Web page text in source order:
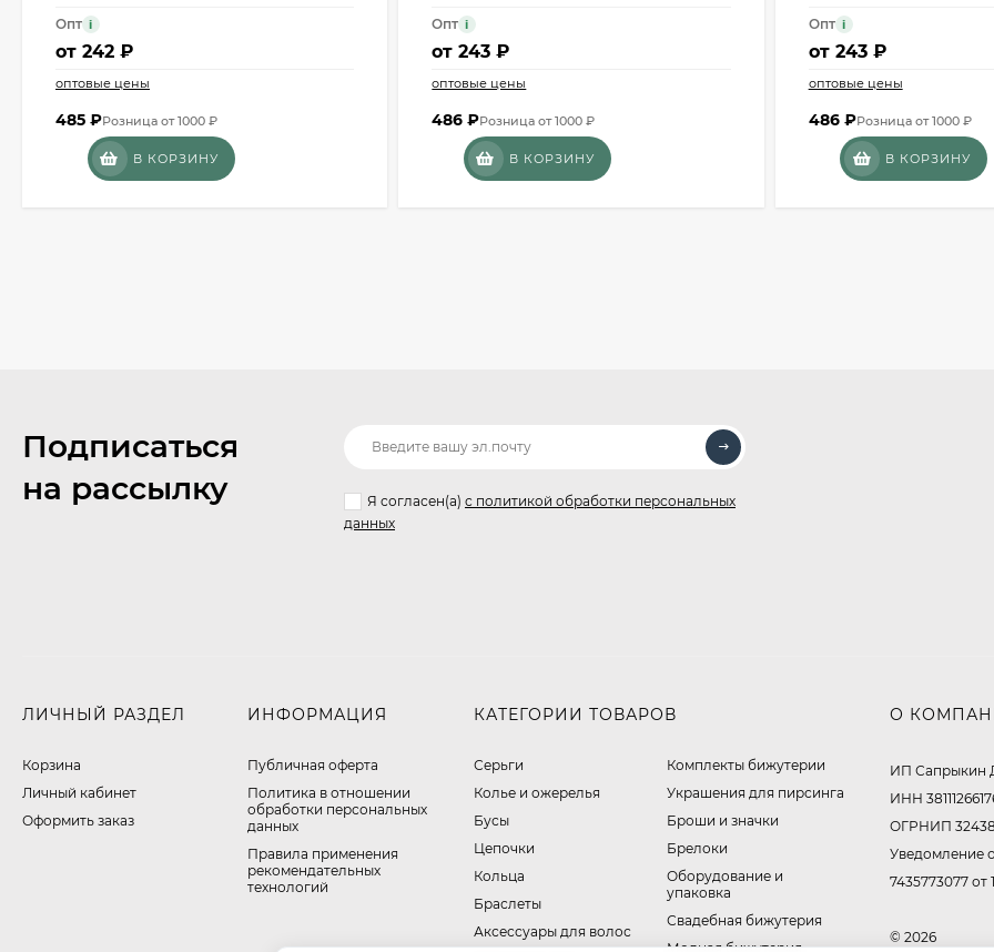
Опт i
от 242 ₽
оптовые цены
485 ₽Розница от 1000 ₽
В КОРЗИНУ
Опт i
от243 ₽
оптовые цены
486₽Розница от 1000 ₽
В КОРЗИНУ
Опт i
от 243 ₽
оптовые цены
486 ₽Розница от 1000 ₽
В КОРЗИНУ
Подписаться
на рассылку
Я согласен(a) с политикой обработки персональных
данных
ЛИЧНЫЙ РАЗДЕЛ
Корзина
Личный кабинет
Оформить заказ
ИНФОРМАЦИЯ
Публичная оферта
​Политика в отношении
обработки персональных
данных
Правила применения
рекомендательных
технологий
КАТЕГОРИИ ТОВАРОВ
Серьги
Колье и ожерелья
Бусы
Цепочки
Кольца
Браслеты
Аксессуары для волос
Комплекты бижутерии
Украшения для пирсинга
Броши и значки
Брелоки
Оборудование и
упаковка
Свадебная бижутерия
Модная бижутерия
О
ИП Сапрыкин
ИНН
ОГРНИП
Уведомление
7435773077 от
© 2026